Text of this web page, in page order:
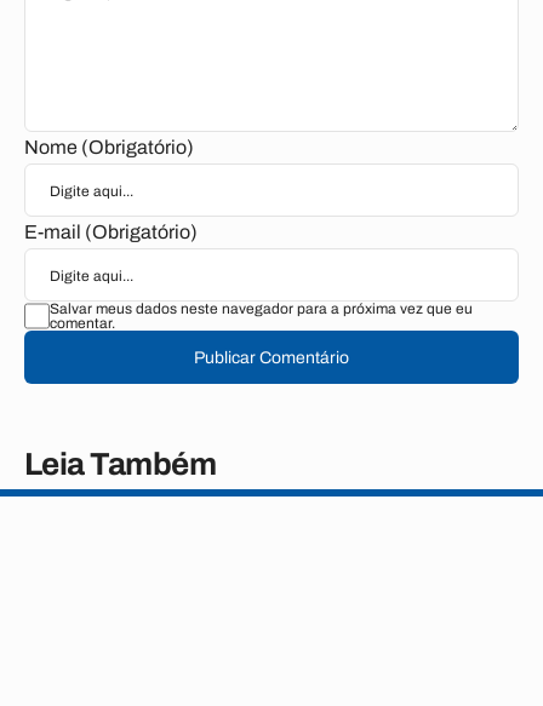
Nome (Obrigatório)
E-mail (Obrigatório)
Salvar meus dados neste navegador para a próxima vez que eu
comentar.
Publicar Comentário
Leia Também